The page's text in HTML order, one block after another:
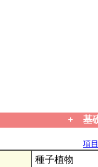
+ 基
項
種子植物